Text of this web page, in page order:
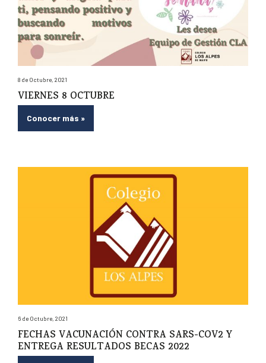
8 de Octubre, 2021
VIERNES 8 OCTUBRE
Conocer más »
6 de Octubre, 2021
FECHAS VACUNACIÓN CONTRA SARS-COV2 Y
ENTREGA RESULTADOS BECAS 2022